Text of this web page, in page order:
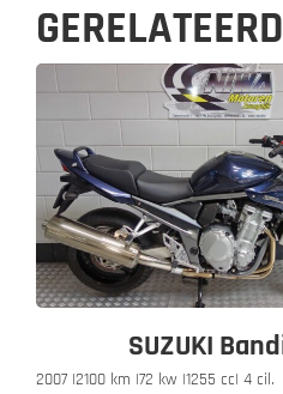
SUZUKI
2007 |2100 km |72 kw |1255 cc| 4 cil.